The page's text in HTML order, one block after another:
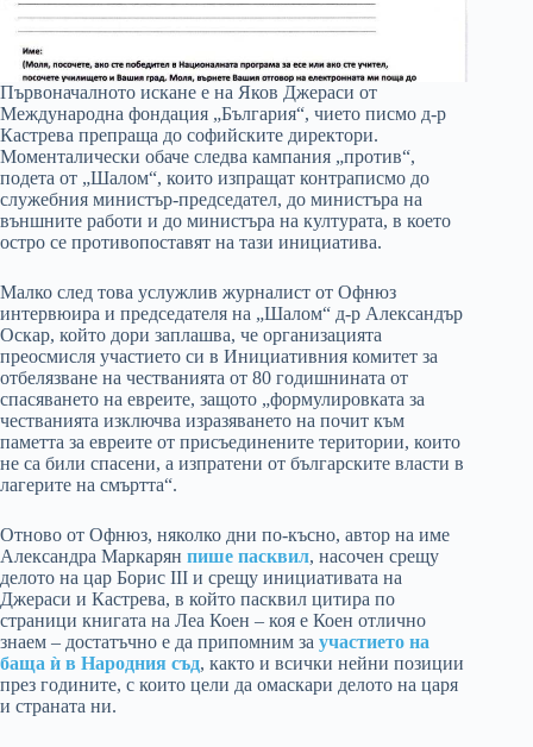
Първоначалното искане е на Яков Джераси от
Международна фондация „България“, чието писмо д-р
Кастрева препраща до софийските директори.
Моменталически обаче следва кампания „против“,
подета от „Шалом“, които изпращат контраписмо до
служебния министър-председател, до министъра на
външните работи и до министъра на културата, в което
остро се противопоставят на тази инициатива.
Малко след това услужлив журналист от Офнюз
интервюира и председателя на „Шалом“ д-р Александър
Оскар, който дори заплашва, че организацията
преосмисля участието си в Инициативния комитет за
отбелязване на честванията от 80 годишнината от
спасяването на евреите, защото „формулировката за
честванията изключва изразяването на почит към
паметта за евреите от присъединените територии, които
не са били спасени, а изпратени от българските власти в
лагерите на смъртта“.
Отново от Офнюз, няколко дни по-късно, автор на име
Александра Маркарян пише пасквил, насочен срещу
делото на цар Борис III и срещу инициативата на
Джераси и Кастрева, в който пасквил цитира по
страници книгата на Леа Коен – коя е Коен отлично
знаем – достатъчно е да припомним за участието на
баща ѝ в Народния съд, както и всички нейни позиции
през годините, с които цели да омаскари делото на царя
и страната ни.